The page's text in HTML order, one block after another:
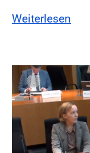
Weiterlesen